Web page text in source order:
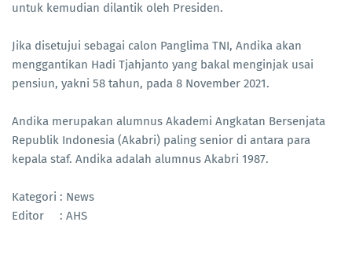
untuk kemudian dilantik oleh Presiden.
Jika disetujui sebagai calon Panglima TNI, Andika akan
menggantikan Hadi Tjahjanto yang bakal menginjak usai
pensiun, yakni 58 tahun, pada 8 November 2021.
Andika merupakan alumnus Akademi Angkatan Bersenjata
Republik Indonesia (Akabri) paling senior di antara para
kepala staf. Andika adalah alumnus Akabri 1987.
Kategori : News
Editor : AHS